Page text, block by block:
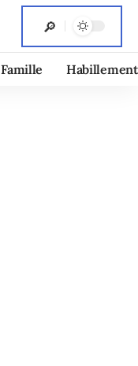
Famille Habillement